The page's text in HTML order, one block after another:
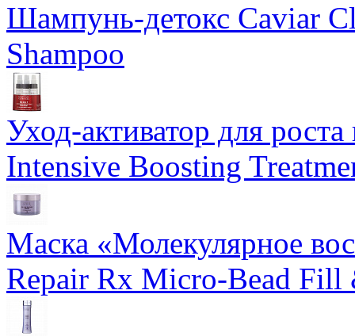
Шампунь-детокс Caviar
Shampoo
Уход-активатор для
Intensive Boosting
Маска «Молекулярное
Repair Rx Micro-Bead Fill